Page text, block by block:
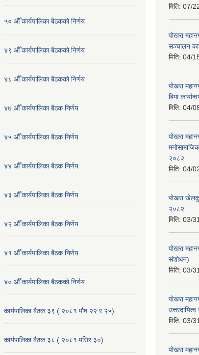
५० औँ कार्यपालिका बैठकको निर्णय
४९ औँ कार्यपालिका बैठकको निर्णय
४८ औँ कार्यपालिका बैठकको निर्णय
४७ औँ कार्यपालिका बैठक निर्णय
४५ औँ कार्यपालिका बैठक निर्णय
४४ औँ कार्यपालिका बैठक निर्णय
४३ औँ कार्यपालिका बैठक निर्णय
४२ औँ कार्यपालिका बैठक निर्णय
४१ औँ कार्यपालिका बैठक निर्णय
४० औँ कार्यपालिका बैठकको निर्णय
कार्यपालिका बैठक ३९ ( २०८१ पौष २२ र २५)
कार्यपालिका बैठक ३८ ( २०८१ मंसिर ३०)
मिति: 07/
पोखरा
सञ्चालन
मिति: 04/
पोखरा
बिमा
मिति: 04/
पोखरा
२०८२
मिति: 04/
पोखरा
२०८२
मिति: 03/
पोखरा
संशोधन)
मिति: 03/
पोखरा
मिति: 03/
पोखरा